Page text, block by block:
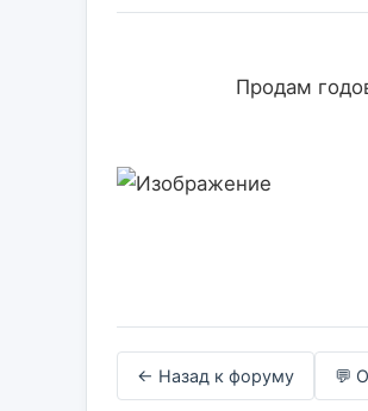
← Назад к форуму 💬